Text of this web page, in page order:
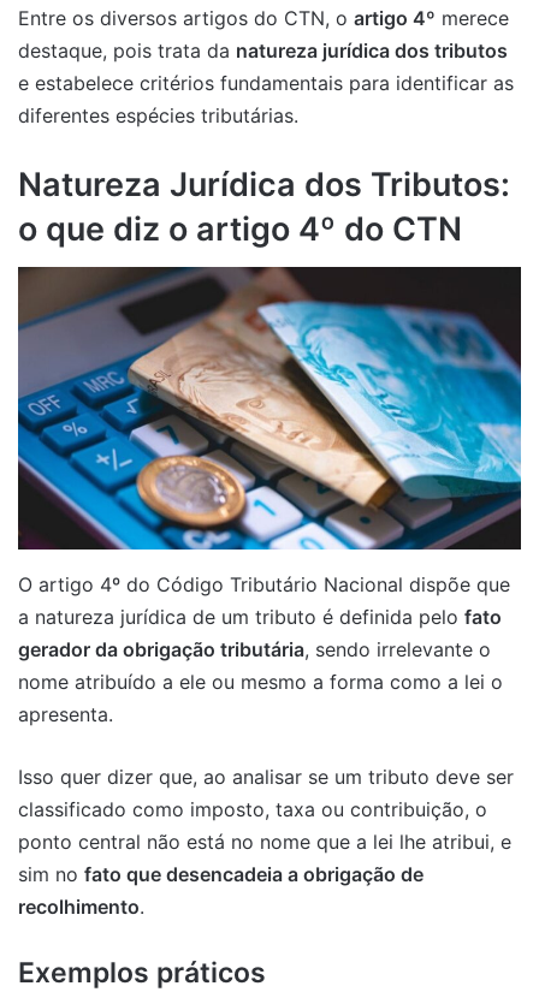
Entre os diversos artigos do CTN, o artigo 4º merece
destaque, pois trata da natureza jurídica dos tributos
e estabelece critérios fundamentais para identificar as
diferentes espécies tributárias.
Natureza Jurídica dos Tributos:
o que diz o artigo 4º do CTN
O artigo 4º do Código Tributário Nacional dispõe que
a natureza jurídica de um tributo é definida pelo fato
gerador da obrigação tributária, sendo irrelevante o
nome atribuído a ele ou mesmo a forma como a lei o
apresenta.
Isso quer dizer que, ao analisar se um tributo deve ser
classificado como imposto, taxa ou contribuição, o
ponto central não está no nome que a lei lhe atribui, e
sim no fato que desencadeia a obrigação de
recolhimento.
Exemplos práticos